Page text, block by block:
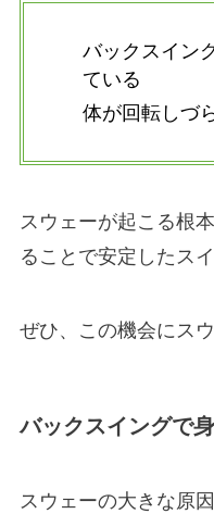
バックスイン
ている
体が回転しづ
スウェーが起こる根
ることで安定したス
ぜひ、この機会にス
バックスイングで
スウェーの大きな原